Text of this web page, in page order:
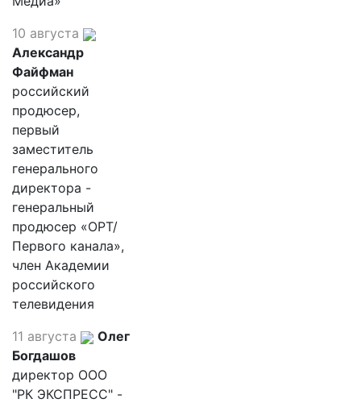
10 августа
Александр
Файфман
российский
продюсер,
первый
заместитель
генерального
директора -
генеральный
продюсер «ОРТ/
Первого канала»,
член Академии
российского
телевидения
11 августа
Олег
Богдашов
директор ООО
"РК ЭКСПРЕСС" -